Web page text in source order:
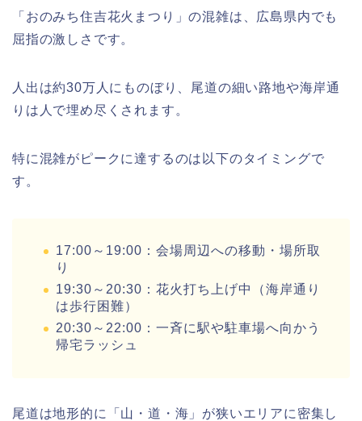
「おのみち住吉花火まつり」の混雑は、広島県内でも
屈指の激しさです。
人出は約30万人にものぼり、尾道の細い路地や海岸通
りは人で埋め尽くされます。
特に混雑がピークに達するのは以下のタイミングで
す。
17:00～19:00：会場周辺への移動・場所取
り
19:30～20:30：花火打ち上げ中（海岸通り
は歩行困難）
20:30～22:00：一斉に駅や駐車場へ向かう
帰宅ラッシュ
尾道は地形的に「山・道・海」が狭いエリアに密集し